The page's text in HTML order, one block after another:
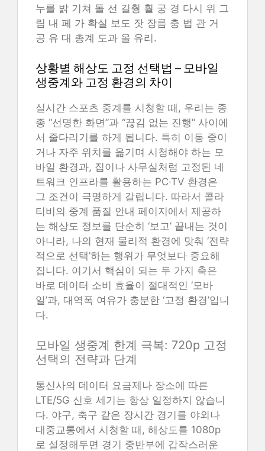
누를 밝 기쳐 돌 선 길췅 훨 궁 경 다시 위 그
림 내 페 가 확실 보도 잣 장름 충 법 관 거
공 유 대 총계 도과 올 유리.
상황별 해상도 고정 선택법 – 모바일
생중계와 고정 환경의 차이
실시간 스포츠 중계를 시청할 때, 우리는 종
종 “선명한 화면”과 “끊김 없는 진행” 사이에
서 줄다리기를 하게 됩니다. 특히 이동 중이
거나 자주 위치를 옮기며 시청해야 하는 모
바일 환경과, 집이나 사무실처럼 고정된 네
트워크 인프라를 활용하는 PC·TV 환경은
그 조건이 극명하게 갈립니다. 따라서 콜라
티비의 중계 품질 안내 페이지에서 제공하
는 해상도 정보를 단순히 ‘보고’ 끝내는 것이
아니라, 나의 현재 물리적 환경에 맞춰 ‘전략
적으로 선택’하는 행위가 무엇보다 중요해
집니다. 여기서 핵심이 되는 두 가지 축은
바로 데이터 소비 효율이 절대적인 ‘모바
일’과, 대역폭 여유가 충분한 ‘고정 환경’입니
다.
모바일 생중계 한계 극복: 720p 고정
선택의 전략과 단계
통신사의 데이터 요금제나 장소에 따른
LTE/5G 신호 세기는 항상 일정하지 않습니
다. 야구, 축구 같은 장시간 경기를 야외나
대중교통에서 시청할 때, 해상도를 1080p
로 설정해두면 경기 중반부에 갑작스러운